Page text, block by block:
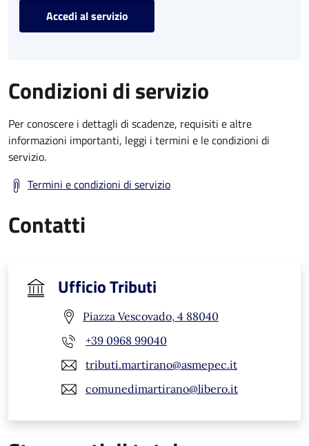
Accedi al servizio
Condizioni di servizio
Per conoscere i dettagli di scadenze, requisiti e altre
informazioni importanti, leggi i termini e le condizioni di
servizio.
Termini e condizioni di servizio
Contatti
Ufficio Tributi
Piazza Vescovado, 4 88040
+39 0968 99040
tributi.martirano@asmepec.it
comunedimartirano@libero.it